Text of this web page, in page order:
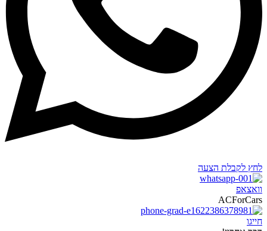
לחץ לקבלת הצעה
וואצאפ
ACForCars
חייגו